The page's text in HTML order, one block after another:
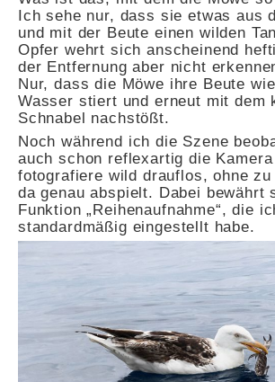
Ich sehe nur, dass sie etwas aus
und mit der Beute einen wilden
Opfer wehrt sich anscheinend
der Entfernung aber nicht
Nur, dass die Möwe ihre Beute
Wasser stiert und erneut mit dem
Schnabel nachstößt.
Noch während ich die Szene
auch schon reflexartig die
fotografiere wild drauflos, ohne
da genau abspielt. Dabei bewährt
Funktion „Reihenaufnahme“, die
standardmäßig eingestellt habe.